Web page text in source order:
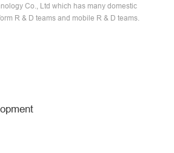
Co., Ltd which has many domestic
R & D teams and mobile R & D teams.